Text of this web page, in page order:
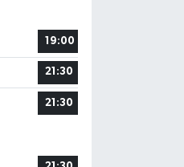
19:00
21:30
21:30